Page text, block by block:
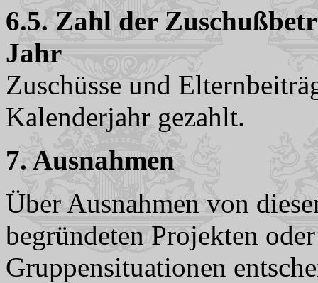
6.5. Zahl der
Jahr
Zuschüsse und
Kalenderjahr gezahlt.
7. Ausnahmen
Über Ausnahmen von
begründeten Projekten
Gruppensituationen